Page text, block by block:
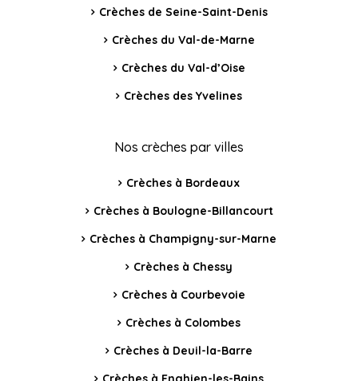
Crèches de Seine-Saint-Denis
Crèches du Val-de-Marne
Crèches du Val-d’Oise
Crèches des Yvelines
Nos crèches par villes
Crèches à Bordeaux
Crèches à Boulogne-Billancourt
Crèches à Champigny-sur-Marne
Crèches à Chessy
Crèches à Courbevoie
Crèches à Colombes
Crèches à Deuil-la-Barre